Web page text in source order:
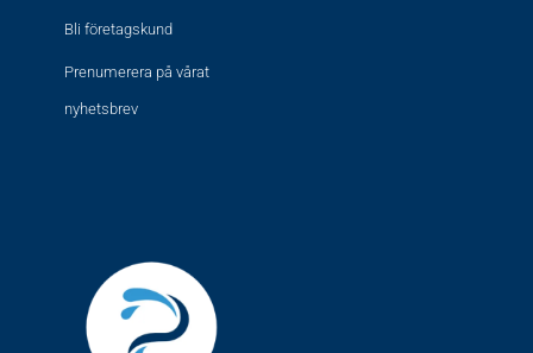
Bli företagskund
Prenumerera på vårat
nyhetsbrev